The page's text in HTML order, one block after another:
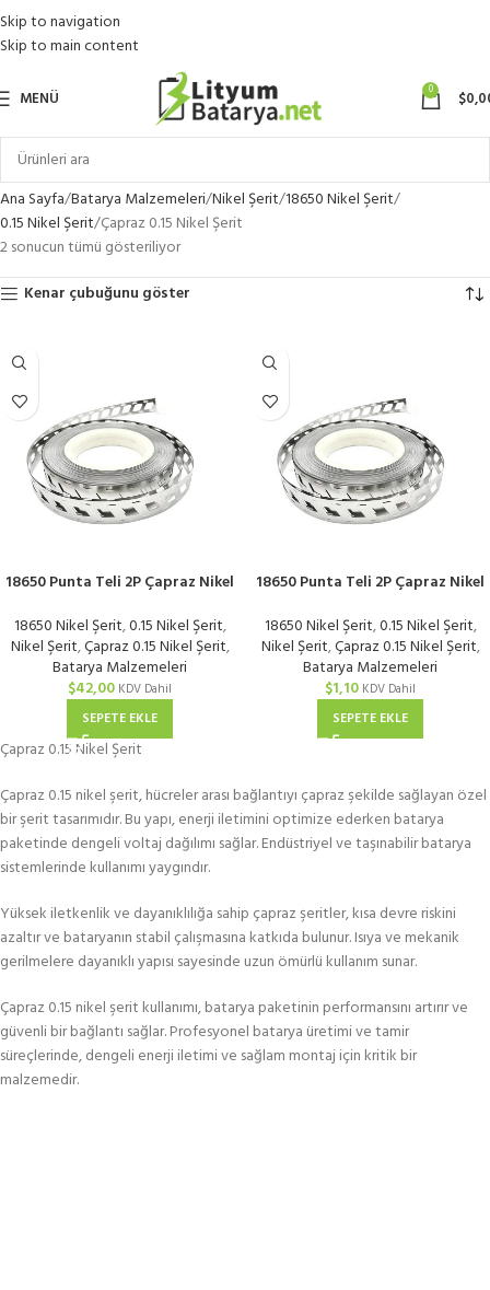
Skip to navigation
Skip to main content
MENÜ 0 $
Ana Sayfa Batarya Malzemeleri Nikel Şerit 18650 Nikel Şerit
0.15 Nikel Şerit Çapraz 0.15 Nikel Şerit
2 sonucun tümü gösteriliyor
Kenar çubuğunu göster
18650 Punta Teli 2P Çapraz Nikel
18650 Nikel Şerit,0.15 Nikel Şerit,
Nikel Şerit,Çapraz 0.15 Nikel Şerit,
Batarya Malzemeleri
$42,00 KDV Dahil
SEPETE EKLE
18650 Punta Teli 2P Çapraz Nikel
18650 Nikel Şerit,0.15 Nikel Şerit,
Nikel Şerit,Çapraz 0.15 Nikel Şerit,
Batarya Malzemeleri
$1,10 KDV Dahil
SEPETE EKLE
Çapraz 0.15 Nikel Şerit
Çapraz 0.15 nikel şerit, hücreler arası bağlantıyı çapraz şekilde sağlayan özel
bir şerit tasarımıdır. Bu yapı, enerji iletimini optimize ederken batarya
paketinde dengeli voltaj dağılımı sağlar. Endüstriyel ve taşınabilir batarya
sistemlerinde kullanımı yaygındır.
Yüksek iletkenlik ve dayanıklılığa sahip çapraz şeritler, kısa devre riskini
azaltır ve bataryanın stabil çalışmasına katkıda bulunur. Isıya ve mekanik
gerilmelere dayanıklı yapısı sayesinde uzun ömürlü kullanım sunar.
Çapraz 0.15 nikel şerit kullanımı, batarya paketinin performansını artırır ve
güvenli bir bağlantı sağlar. Profesyonel batarya üretimi ve tamir
süreçlerinde, dengeli enerji iletimi ve sağlam montaj için kritik bir
malzemedir.